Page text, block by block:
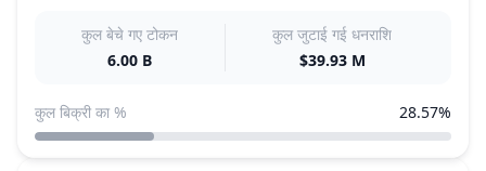
कुल बेचे गए टोकन
6.00 B
कुल जुटाई गई धनराशि
$39.93 M
कुल बिक्री का % 28.57%